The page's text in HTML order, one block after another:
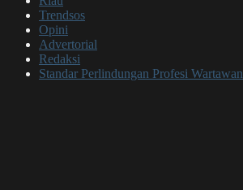
Trendsos
Opini
Advertorial
Redaksi
Standar Perlindungan Profesi Wartawan